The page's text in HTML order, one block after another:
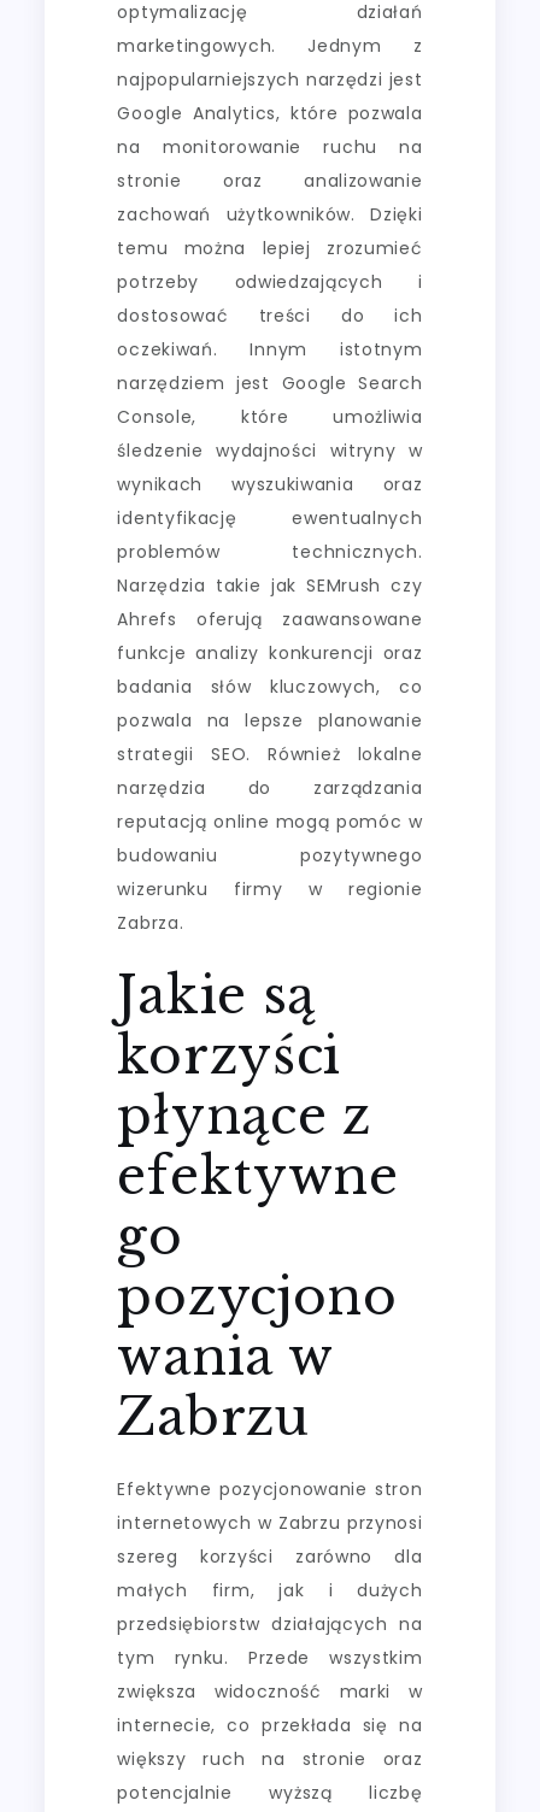
optymalizację działań
marketingowych. Jednym z
najpopularniejszych narzędzi jest
Google Analytics, które pozwala
na monitorowanie ruchu na
stronie oraz analizowanie
zachowań użytkowników. Dzięki
temu można lepiej zrozumieć
potrzeby odwiedzających i
dostosować treści do ich
oczekiwań. Innym istotnym
narzędziem jest Google Search
Console, które umożliwia
śledzenie wydajności witryny w
wynikach wyszukiwania oraz
identyfikację ewentualnych
problemów technicznych.
Narzędzia takie jak SEMrush czy
Ahrefs oferują zaawansowane
funkcje analizy konkurencji oraz
badania słów kluczowych, co
pozwala na lepsze planowanie
strategii SEO. Również lokalne
narzędzia do zarządzania
reputacją online mogą pomóc w
budowaniu pozytywnego
wizerunku firmy w regionie
Zabrza.
Jakie są
korzyści
płynące z
efektywne
go
pozycjono
wania w
Zabrzu
Efektywne pozycjonowanie stron
internetowych w Zabrzu przynosi
szereg korzyści zarówno dla
małych firm, jak i dużych
przedsiębiorstw działających na
tym rynku. Przede wszystkim
zwiększa widoczność marki w
internecie, co przekłada się na
większy ruch na stronie oraz
potencjalnie wyższą liczbę